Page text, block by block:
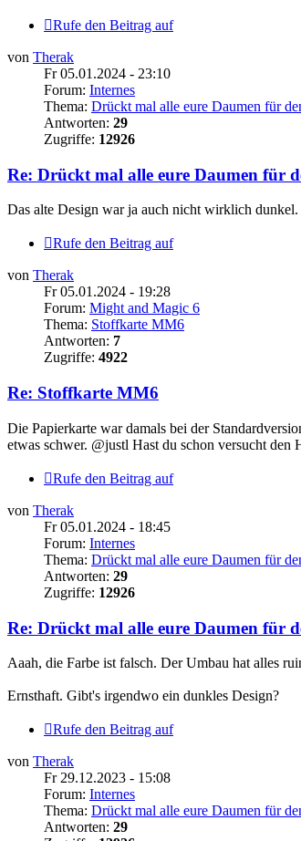
Rufe den Beitrag auf
von Therak
Fr 05.01.2024 - 23:10
Forum: Internes
Thema: Drückt mal alle eure Daumen für
Antworten: 29
Zugriffe: 12926
Re: Drückt mal alle eure Daumen für
Das alte Design war ja auch nicht wirklich
Rufe den Beitrag auf
von Therak
Fr 05.01.2024 - 19:28
Forum: Might and Magic 6
Thema: Stoffkarte MM6
Antworten: 7
Zugriffe: 4922
Re: Stoffkarte MM6
Die Papierkarte war damals bei der
etwas schwer. @justl Hast du schon versucht
Rufe den Beitrag auf
von Therak
Fr 05.01.2024 - 18:45
Forum: Internes
Thema: Drückt mal alle eure Daumen für
Antworten: 29
Zugriffe: 12926
Re: Drückt mal alle eure Daumen für
Aaah, die Farbe ist falsch. Der Umbau hat alles
Ernsthaft. Gibt's irgendwo ein dunkles Design?
Rufe den Beitrag auf
von Therak
Fr 29.12.2023 - 15:08
Forum: Internes
Thema: Drückt mal alle eure Daumen für
Antworten: 29